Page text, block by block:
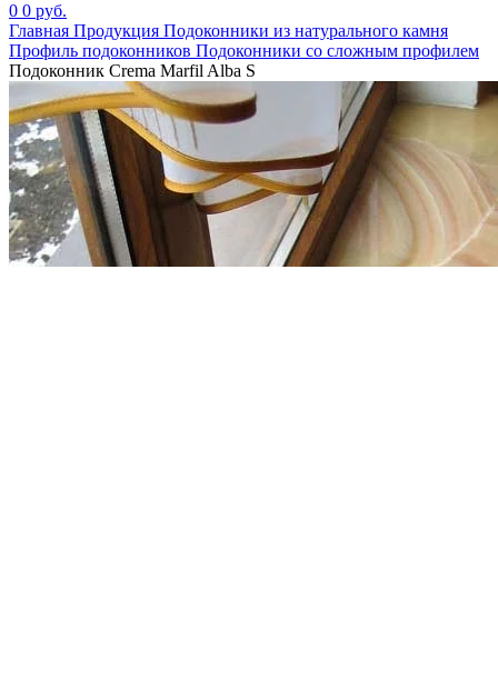
0 0 руб.
Главная Продукция Подоконники из натурального камня
Профиль подоконников Подоконники со сложным профилем
Подоконник Crema Marfil Alba S